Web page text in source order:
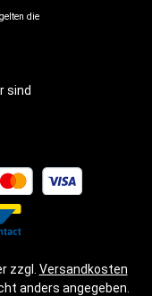
die
sind
zzgl. Versandkosten
anders angegeben.